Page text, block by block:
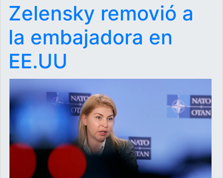
Zelensky removió a
la embajadora en
EE.UU